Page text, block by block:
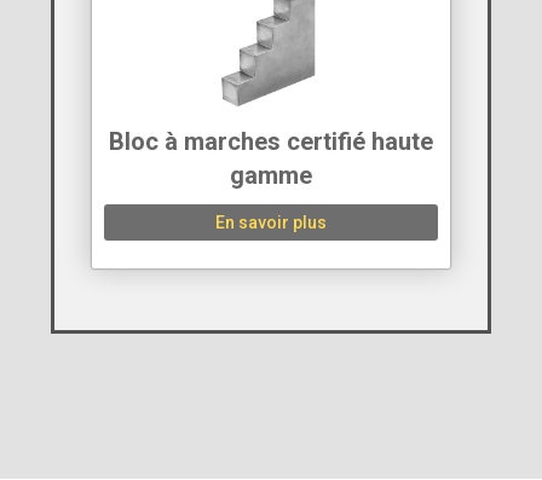
Bloc à marches certifié haute
gamme
En savoir plus